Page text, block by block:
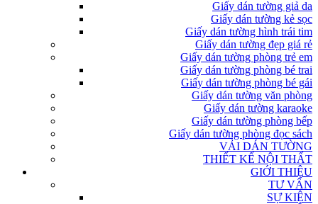
Giấy dán tường giả da
Giấy dán tường kẻ sọc
Giấy dán tường hình trái tim
Giấy dán tường đẹp giá rẻ
Giấy dán tường phòng trẻ em
Giấy dán tường phòng bé trai
Giấy dán tường phòng bé gái
Giấy dán tường văn phòng
Giấy dán tường karaoke
Giấy dán tường phòng bếp
Giấy dán tường phòng đọc sách
VẢI DÁN TƯỜNG
THIẾT KẾ NỘI THẤT
GIỚI THIỆU
TƯ VẤN
SỰ KIỆN